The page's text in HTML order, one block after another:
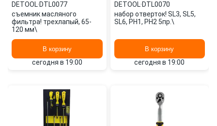
DETOOL·DTL0077
съемник масляного
фильтра! трехлапый, 65-
120 мм\
В корзину
сегодня в 19:00
DETOOL·DTL0070
набор отверток! SL3, SL5,
SL6, PH1, PH2 5пр.\
В корзину
сегодня в 19:00